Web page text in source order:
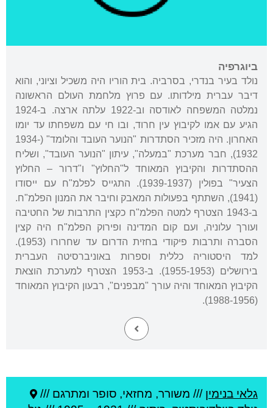
ביוגרפיה
נולד בעיר בנדרי, בסרביה. בית הוריו היה משכיל וציוני, והוא
דיבר עברית מילדותו. עם פרוץ מלחמת העולם הראשונה
נמלטה המשפחה לאודסה וב-1922 עלתה ארצה. ב-1924
הגיע עם אמו לקיבוץ עין חרוד, ובו חי עם משפחתו עד יומו
האחרון. היה מזכיר הסתדרות "הנוער העובד והלומד" (1934-
1932), חבר מערכת "במעלה", עיתון "הנוער העובד", ושליח
ההסתדרות והקיבוץ המאוחד ל"החלוץ" ו"דרור – החלוץ
הצעיר" בפולין (1939-1937). התגייס לפלמ"ח עם ייסודו
(1941), השתתף בפעולות המאבק וחיבר את המנון הפלמ"ח.
ב-1943 הצטרף למטה הפלמ"ח כקצין התרבות של החטיבה
ועורך עלוניה, ועם קום המדינה ופירוק הפלמ"ח היה קצין
הסברה ותרבות פיקודי בחזית הדרום עד שחרורו (1953).
למד היסטוריה כללית וספרות באוניברסיטה העברית
בירושלים (1955-1953). ב-1953 הצטרף למערכת הוצאת
הקיבוץ המאוחד והיה עורך "מבפנים", רבעון הקיבוץ המאוחד
(1988-1956).
גלאי בנימין /// משורר, מחזאי, סופר ומתרגם ///